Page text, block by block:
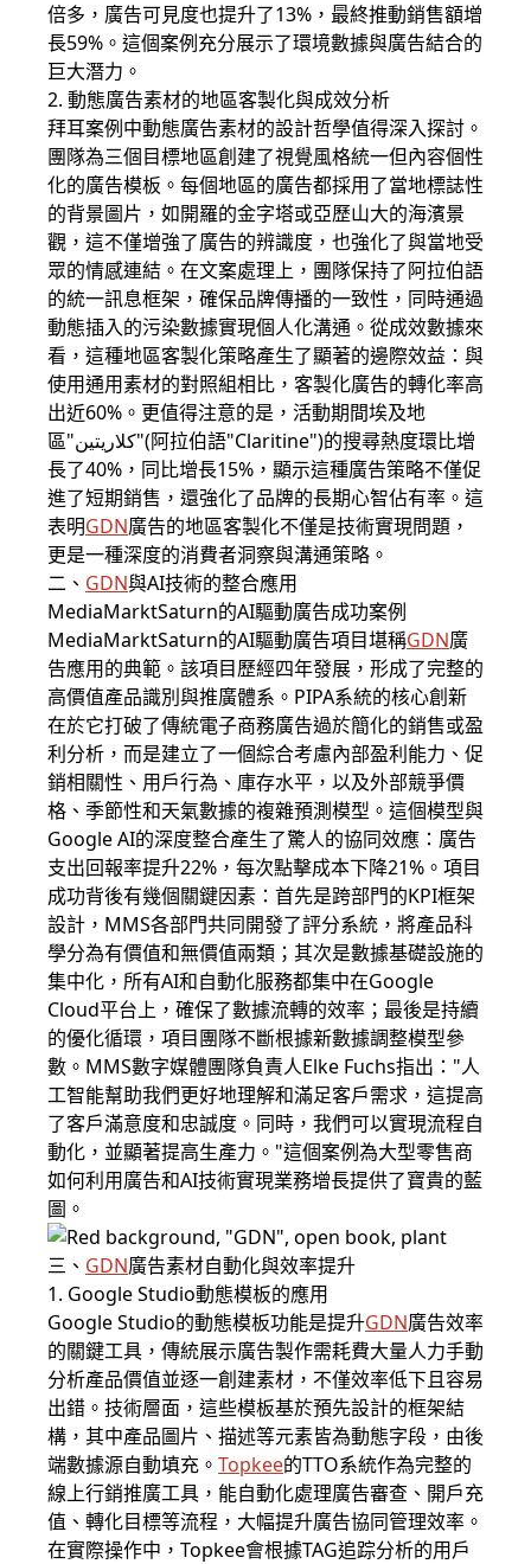
倍多，廣告可見度也提升了13%，最終推動銷售額增
長59%。這個案例充分展示了環境數據與廣告結合的
巨大潛力。
2. 動態廣告素材的地區客製化與成效分析
拜耳案例中動態廣告素材的設計哲學值得深入探討。
團隊為三個目標地區創建了視覺風格統一但內容個性
化的廣告模板。每個地區的廣告都採用了當地標誌性
的背景圖片，如開羅的金字塔或亞歷山大的海濱景
觀，這不僅增強了廣告的辨識度，也強化了與當地受
眾的情感連結。在文案處理上，團隊保持了阿拉伯語
的統一訊息框架，確保品牌傳播的一致性，同時通過
動態插入的污染數據實現個人化溝通。從成效數據來
看，這種地區客製化策略產生了顯著的邊際效益：與
使用通用素材的對照組相比，客製化廣告的轉化率高
出近60%。更值得注意的是，活動期間埃及地
區"كلاريتين"(阿拉伯語"Claritine")的搜尋熱度環比增
長了40%，同比增長15%，顯示這種廣告策略不僅促
進了短期銷售，還強化了品牌的長期心智佔有率。這
表明GDN廣告的地區客製化不僅是技術實現問題，
更是一種深度的消費者洞察與溝通策略。
二、 GDN與AI技術的整合應用
MediaMarktSaturn的AI驅動廣告成功案例
MediaMarktSaturn的AI驅動廣告項目堪稱GDN廣
告應用的典範。該項目歷經四年發展，形成了完整的
高價值產品識別與推廣體系。PIPA系統的核心創新
在於它打破了傳統電子商務廣告過於簡化的銷售或盈
利分析，而是建立了一個綜合考慮內部盈利能力、促
銷相關性、用戶行為、庫存水平，以及外部競爭價
格、季節性和天氣數據的複雜預測模型。這個模型與
Google AI的深度整合產生了驚人的協同效應：廣告
支出回報率提升22%，每次點擊成本下降21%。項目
成功背後有幾個關鍵因素：首先是跨部門的KPI框架
設計，MMS各部門共同開發了評分系統，將產品科
學分為有價值和無價值兩類；其次是數據基礎設施的
集中化，所有AI和自動化服務都集中在Google
Cloud平台上，確保了數據流轉的效率；最後是持續
的優化循環，項目團隊不斷根據新數據調整模型參
數。MMS數字媒體團隊負責人Elke Fuchs指出："人
工智能幫助我們更好地理解和滿足客戶需求，這提高
了客戶滿意度和忠誠度。同時，我們可以實現流程自
動化，並顯著提高生產力。"這個案例為大型零售商
如何利用廣告和AI技術實現業務增長提供了寶貴的藍
圖。
三、 GDN廣告素材自動化與效率提升
1. Google Studio動態模板的應用
Google Studio的動態模板功能是提升GDN廣告效率
的關鍵工具，傳統展示廣告製作需耗費大量人力手動
分析產品價值並逐一創建素材，不僅效率低下且容易
出錯。技術層面，這些模板基於預先設計的框架結
構，其中產品圖片、描述等元素皆為動態字段，由後
端數據源自動填充。 Topkee的TTO系統作為完整的
線上行銷推廣工具，能自動化處理廣告審查、開戶充
值、轉化目標等流程，大幅提升廣告協同管理效率。
在實際操作中，Topkee會根據TAG追踪分析的用戶